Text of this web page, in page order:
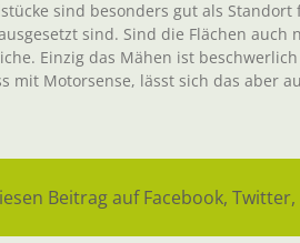
sind besonders gut als
sind. Sind die Flächen
Einzig das Mähen ist
mit Motorsense, lässt sich das aber
Beitrag auf Facebook,